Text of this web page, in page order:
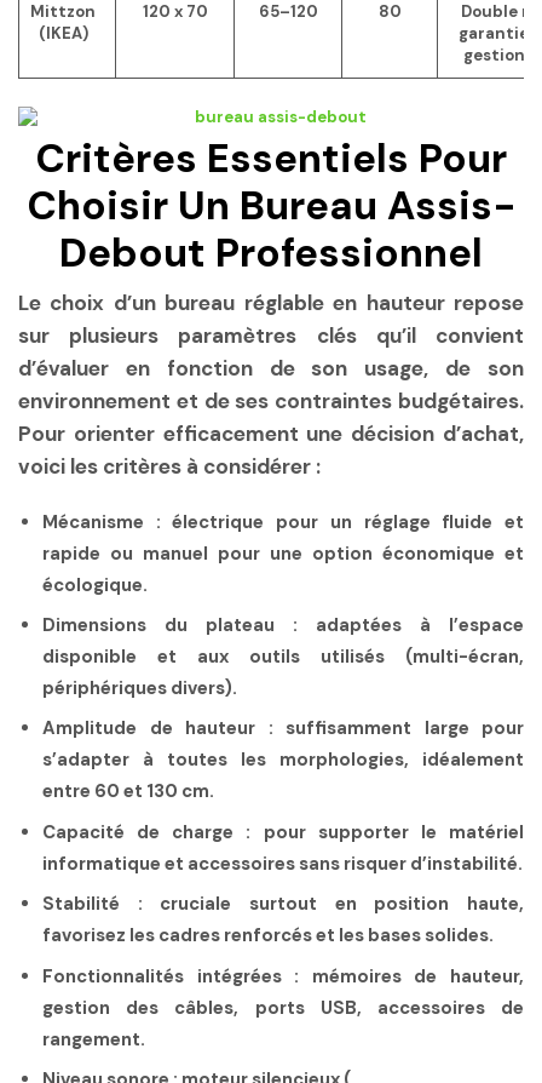
Mittzon
(IKEA)
120 x 70 65–120 80
Double
garantie
gestion
Critères Essentiels Pour
Choisir Un Bureau Assis-
Debout Professionnel
Le choix d’un bureau réglable en hauteur repose
sur plusieurs paramètres clés qu’il convient
d’évaluer en fonction de son usage, de son
environnement et de ses contraintes budgétaires.
Pour orienter efficacement une décision d’achat,
voici les critères à considérer :
Mécanisme : électrique pour un réglage fluide et
rapide ou manuel pour une option économique et
écologique.
Dimensions du plateau : adaptées à l’espace
disponible et aux outils utilisés (multi-écran,
périphériques divers).
Amplitude de hauteur : suffisamment large pour
s’adapter à toutes les morphologies, idéalement
entre 60 et 130 cm.
Capacité de charge : pour supporter le matériel
informatique et accessoires sans risquer d’instabilité.
Stabilité : cruciale surtout en position haute,
favorisez les cadres renforcés et les bases solides.
Fonctionnalités intégrées : mémoires de hauteur,
gestion des câbles, ports USB, accessoires de
rangement.